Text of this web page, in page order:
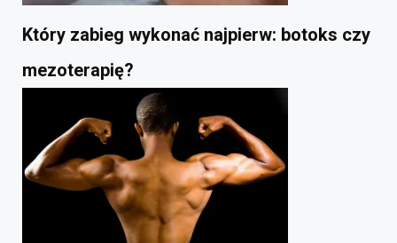
Który zabieg wykonać najpierw: botoks czy
mezoterapię?